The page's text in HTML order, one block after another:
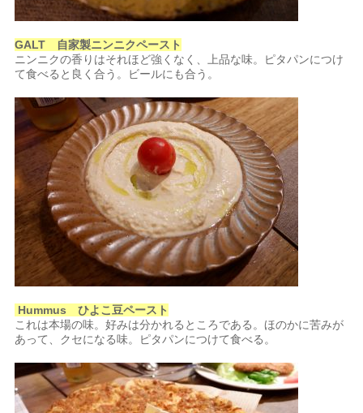
GALT 自家製ニンニクペースト
ニンニクの香りはそれほど強くなく、上品な味。ピタパンにつけ
て食べると良く合う。ビールにも合う。
Hummus ひよこ豆ペースト
これは本場の味。好みは分かれるところである。ほのかに苦みが
あって、クセになる味。ピタパンにつけて食べる。